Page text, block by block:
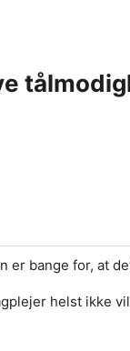
er bange for, at
helst ikke vil